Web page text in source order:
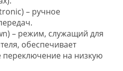
– ручное
– режим, служащий для
обеспечивает
переключение на низкую